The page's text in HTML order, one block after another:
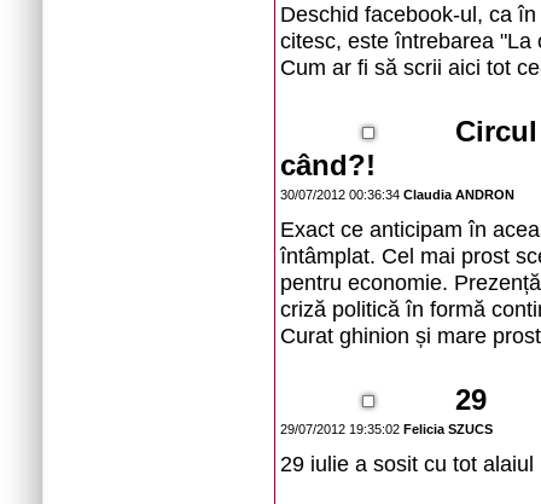
Deschid facebook-ul, ca
citesc, este întrebarea "La
Cum ar fi să scrii aici tot
când?!
30/07/2012 00:36:34 Claudia ANDRON
Exact ce anticipam în
întâmplat. Cel mai prost
pentru economie.
criză politică în formă
Curat ghinion și mare
29
29/07/2012 19:35:02 Felicia SZUCS
29 iulie a sosit cu tot